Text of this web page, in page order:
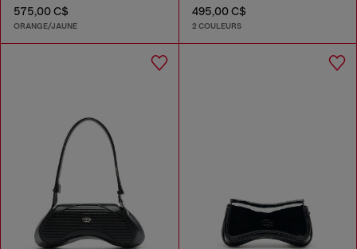
575,00 C$
ORANGE/JAUNE
495,00 C$
2 COULEURS